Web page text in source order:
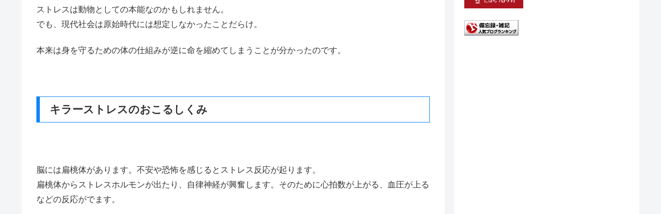
ストレスは動物としての本能なのかもしれません。
でも、現代社会は原始時代には想定しなかったことだらけ。
本来は身を守るための体の仕組みが逆に命を縮めてしまうことが分かったのです。
キラーストレスのおこるしくみ
脳には扁桃体があります。不安や恐怖を感じるとストレス反応が起ります。
扁桃体からストレスホルモンが出たり、自律神経が興奮します。そのために心拍数が上がる、血圧が上る
などの反応がでます。